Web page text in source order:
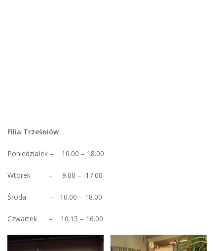
Filia Trześniów
Poniedziałek – 10.00 – 18.00
Wtorek – 9.00 – 17.00
Środa – 10.00 – 18.00
Czwartek – 10.15 – 16.00